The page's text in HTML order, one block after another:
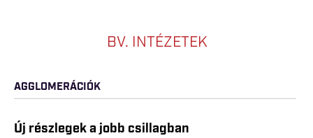
BV. INTÉZETEK
AGGLOMERÁCIÓK
Új részlegek a jobb csillagban